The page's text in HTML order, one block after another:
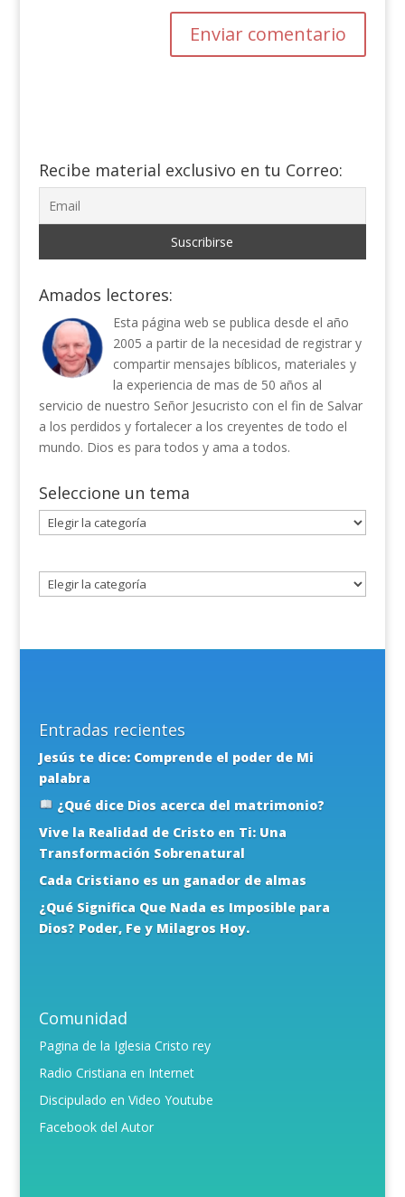
Recibe material exclusivo en tu Correo:
Amados lectores:
Esta página web se publica desde el año
2005 a partir de la necesidad de registrar y
compartir mensajes bíblicos, materiales y
la experiencia de mas de 50 años al
servicio de nuestro Señor Jesucristo con el fin de Salvar
a los perdidos y fortalecer a los creyentes de todo el
mundo. Dios es para todos y ama a todos.
Seleccione un tema
Seleccione
un
Entradas recientes
Jesús te dice: Comprende el poder de Mi
palabra
¿Qué dice Dios acerca del matrimonio?
Vive la Realidad de Cristo en Ti: Una
Transformación Sobrenatural
Cada Cristiano es un ganador de almas
¿Qué Significa Que Nada es Imposible para
Dios? Poder, Fe y Milagros Hoy.
Comunidad
Pagina de la Iglesia Cristo rey
Radio Cristiana en Internet
Discipulado en Video Youtube
Facebook del Autor